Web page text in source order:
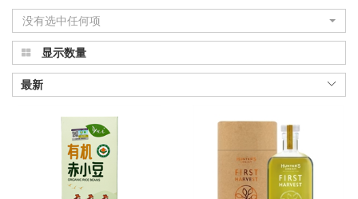
没有选中任何项
显示数量
最新